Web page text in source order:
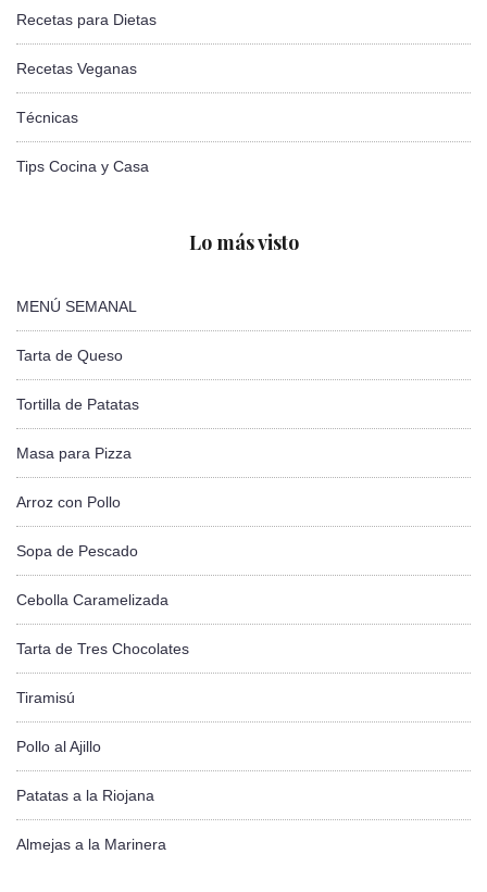
Recetas para Dietas
Recetas Veganas
Técnicas
Tips Cocina y Casa
Lo más visto
MENÚ SEMANAL
Tarta de Queso
Tortilla de Patatas
Masa para Pizza
Arroz con Pollo
Sopa de Pescado
Cebolla Caramelizada
Tarta de Tres Chocolates
Tiramisú
Pollo al Ajillo
Patatas a la Riojana
Almejas a la Marinera